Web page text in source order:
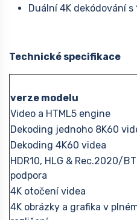
Duální 4K dekódování
Technické specifikace
verze modelu
Video a HTML5 engine
Dekoding jednoho 8K60
Dekoding 4K60 videa
HDR10, HLG & Rec.2020/
podpora
4K otočení videa
4K obrázky a grafika v